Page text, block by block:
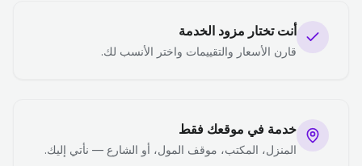
أنت تختار مزود الخدمة
قارن الأسعار والتقييمات واختر الأنسب لك.
خدمة في موقعك فقط
المنزل، المكتب، موقف المول، أو الشارع — نأتي إليك.